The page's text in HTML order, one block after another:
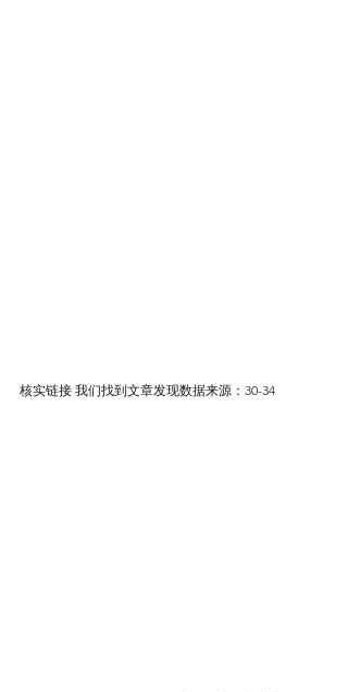
核实链接 我们找到文章发现数据来源：30-34